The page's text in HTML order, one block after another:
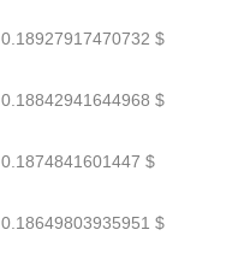
0.18927917470732 $
0.18842941644968 $
0.1874841601447 $
0.18649803935951 $